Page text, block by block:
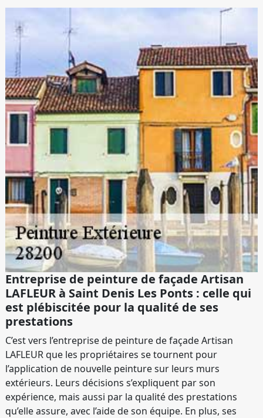
Entreprise de peinture de façade Artisan
LAFLEUR à Saint Denis Les Ponts : celle qui
est plébiscitée pour la qualité de ses
prestations
C’est vers l’entreprise de peinture de façade Artisan
LAFLEUR que les propriétaires se tournent pour
l’application de nouvelle peinture sur leurs murs
extérieurs. Leurs décisions s’expliquent par son
expérience, mais aussi par la qualité des prestations
qu’elle assure, avec l’aide de son équipe. En plus, ses